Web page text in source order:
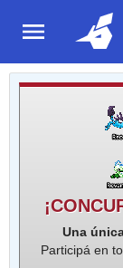
Una
Participá en